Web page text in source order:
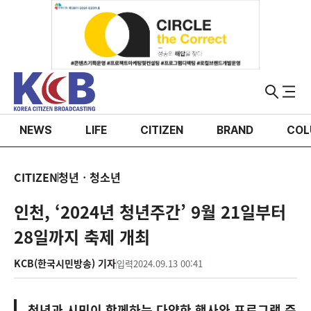
NEWS LIFE CITIZEN BRAND
CITIZEN청년ㆍ청소년
인천, ‘2024년 청년주간’ 9월 21일부터
28일까지 축제 개최
KCB(한국시민방송) 기자입력2024.09.13 00:41